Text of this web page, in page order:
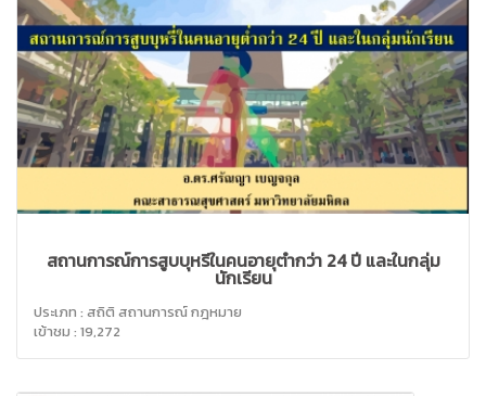
สถานการณ์การสูบบุหรี่ในคนอายุต่ำกว่า 24 ปี และในกลุ่ม
นักเรียน
ประเภท : สถิติ สถานการณ์ กฎหมาย
เข้าชม : 19,272